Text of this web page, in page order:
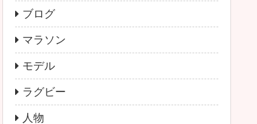
ブログ
マラソン
モデル
ラグビー
人物